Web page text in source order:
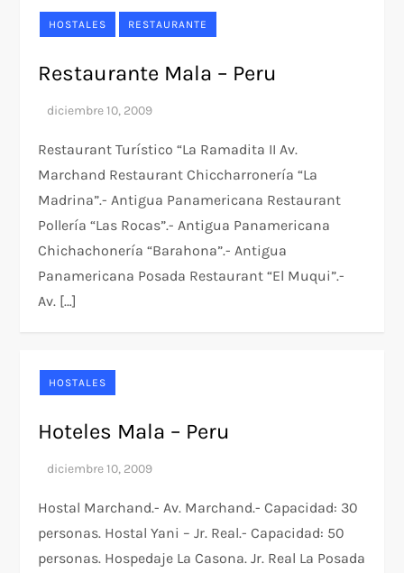
HOSTALES RESTAURANTE
Restaurante Mala – Peru
Restaurant Turístico “La Ramadita II Av.
Marchand Restaurant Chiccharronería “La
Madrina”.- Antigua Panamericana Restaurant
Pollería “Las Rocas”.- Antigua Panamericana
Chichachonería “Barahona”.- Antigua
Panamericana Posada Restaurant “El Muqui”.-
Av. […]
HOSTALES
Hoteles Mala – Peru
Hostal Marchand.- Av. Marchand.- Capacidad: 30
personas. Hostal Yani – Jr. Real.- Capacidad: 50
personas. Hospedaje La Casona. Jr. Real La Posada